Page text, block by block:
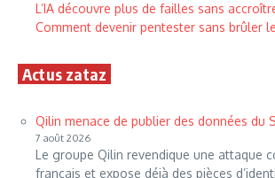
L’IA découvre plus de failles sans
Comment devenir pentester sans brûler
Actus zataz
Qilin menace de publier des données du
7 août 2026
Le groupe Qilin revendique une attaque
français et expose déjà des pièces